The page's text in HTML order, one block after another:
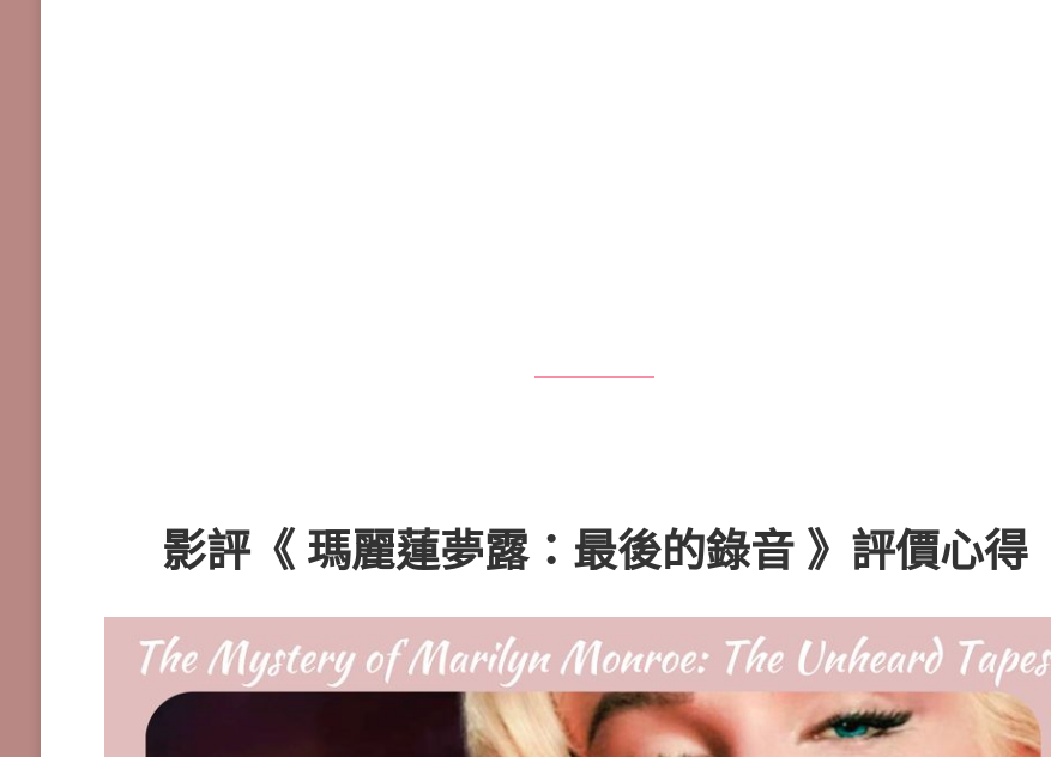
影評《 瑪麗蓮夢露：最後的錄音》評價心得